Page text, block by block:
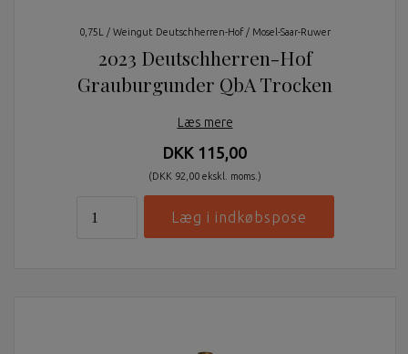
0,75L / Weingut Deutschherren-Hof / Mosel-Saar-Ruwer
2023 Deutschherren-Hof
Grauburgunder QbA Trocken
Læs mere
DKK 115,00
(DKK 92,00 ekskl. moms.)